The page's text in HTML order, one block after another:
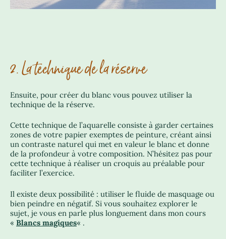
2. La technique de la réserve
Ensuite, pour créer du blanc vous pouvez utiliser la
technique de la réserve.
Cette technique de l’aquarelle consiste à garder certaines
zones de votre papier exemptes de peinture, créant ainsi
un contraste naturel qui met en valeur le blanc et donne
de la profondeur à votre composition. N’hésitez pas pour
cette technique à réaliser un croquis au préalable pour
faciliter l’exercice.
Il existe deux possibilité : utiliser le fluide de masquage ou
bien peindre en négatif. Si vous souhaitez explorer le
sujet, je vous en parle plus longuement dans mon cours
« Blancs magiques« .